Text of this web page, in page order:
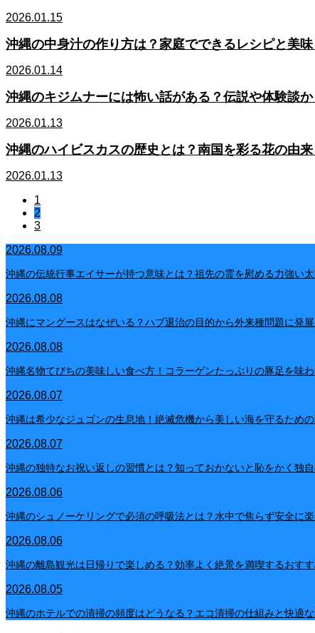
2026.01.15
沖縄の中身汁の作り方は？家庭でできるレシピと美
2026.01.14
沖縄のキジムナーには怖い話がある？伝説や体験談
2026.01.13
沖縄のハイビスカスの歴史とは？南国を彩る花の由
2026.01.13
1
2
3
2026.08.09
沖縄の伝統行事エイサーが持つ意味とは？祖先の霊を慰める力強い太
2026.08.08
沖縄にマングースはなぜいる？ハブ退治の目的から外来種問題に発
2026.08.08
沖縄名物てびちの美味しい食べ方！コラーゲンたっぷりの豚足を味
2026.08.07
沖縄は希少なジュゴンの生息地！絶滅危機から美しい海を守るため
2026.08.07
沖縄の独特なお祝い返しの習慣とは？知っておかないと恥をかく独
2026.08.06
沖縄のシュノーケリングで必須の呼吸法とは？水中で焦らず安全に
2026.08.06
沖縄の離島観光は日帰りで楽しめる？効率よく絶景を満喫するおす
2026.08.05
沖縄のホテルでの清掃の頻度はどうなる？エコ清掃の仕組みと快適